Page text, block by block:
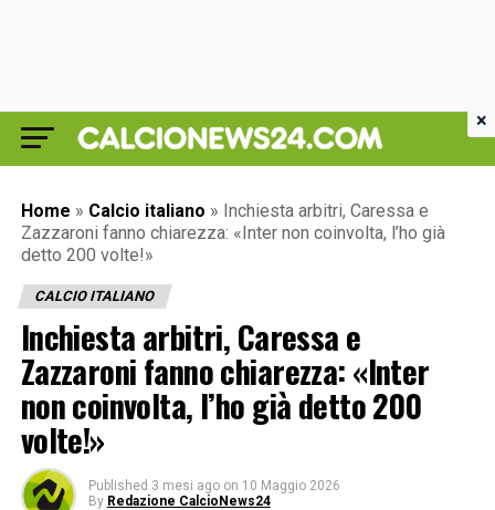
Home » Calcio italiano » Inchiesta arbitri, Caressa e
Zazzaroni fanno chiarezza: «Inter non coinvolta, l’ho già
detto 200 volte!»
CALCIO ITALIANO
Inchiesta arbitri, Caressa e
Zazzaroni fanno chiarezza: «Inter
non coinvolta, l’ho già detto 200
volte!»
Published 3 mesi ago on 10 Maggio 2026
By Redazione CalcioNews24
×